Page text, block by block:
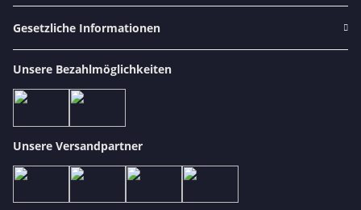
Gesetzliche Informationen
Unsere Bezahlmöglichkeiten
Unsere Versandpartner